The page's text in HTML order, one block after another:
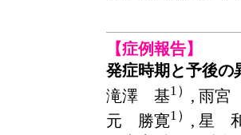
【症例報告】
発症時期と予後の
滝澤 基1）
, 雨
元 勝寛1） , 星